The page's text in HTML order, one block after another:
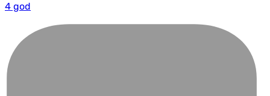
4 god